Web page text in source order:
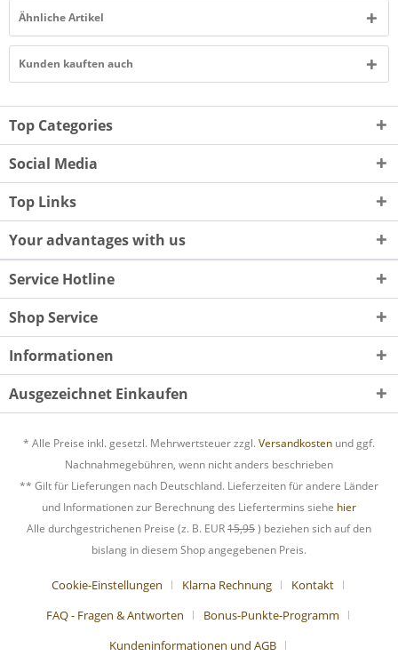
Ähnliche Artikel
Kunden kauften auch
Top Categories
Social Media
Top Links
Your advantages with us
Service Hotline
Shop Service
Informationen
Ausgezeichnet Einkaufen
* Alle Preise inkl. gesetzl. Mehrwertsteuer zzgl. Versandkosten und ggf.
Nachnahmegebühren, wenn nicht anders beschrieben
** Gilt für Lieferungen nach Deutschland. Lieferzeiten für andere Länder
und Informationen zur Berechnung des Liefertermins siehe hier
Alle durchgestrichenen Preise (z. B. EUR15,95) beziehen sich auf den
bislang in diesem Shop angegebenen Preis.
Cookie-Einstellungen Klarna Rechnung
Kontakt
FAQ - Fragen & Antworten
Bonus-Punkte-Programm
Kundeninformationen und AGB